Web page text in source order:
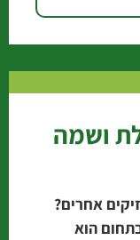
ושמה
אחרים?
הוא